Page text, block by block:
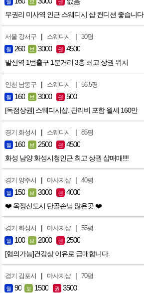
월 보 권
무권리 미사역 인근 스웨디시 샵 컨디션 좋습니다
서울 강서구 | 스웨디시 | 30평
월 260 보 3000 권 4500
발산역 1번출구 1분거리 3층 최고 상권 위치
인천 남동구 | 스웨디시 | 56.5평
월 160 보 3000 권 500
[독점상권] 스웨디시샵. 관리비 포함 월세 160만
경기 화성시 | 스웨디시 | 85평
월 160 보 2500 권 4500
화성 남양 화성시청인근 최고 상권 샵매매!!!!
경기 양주시 | 마사지샵 | 40평
월 150 보 3000 권 4000
❤️ 옥정신도시 단골손님 많은곳 ❤️
경기 화성시 | 마사지샵 | 55평
월 100 보 2000 권 2500
[협의가능]건강상 이유로 급매합니다.
경기 김포시 | 마사지샵 | 70평
월 90 보 1500 권 3500